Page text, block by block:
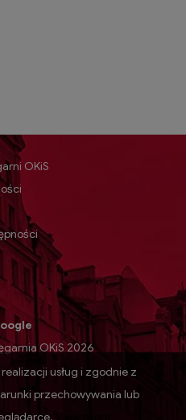
OKiS
OKiS 2026
usług i zgodnie z
przechowywania lub